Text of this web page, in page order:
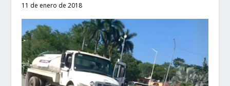
11 de enero de 2018